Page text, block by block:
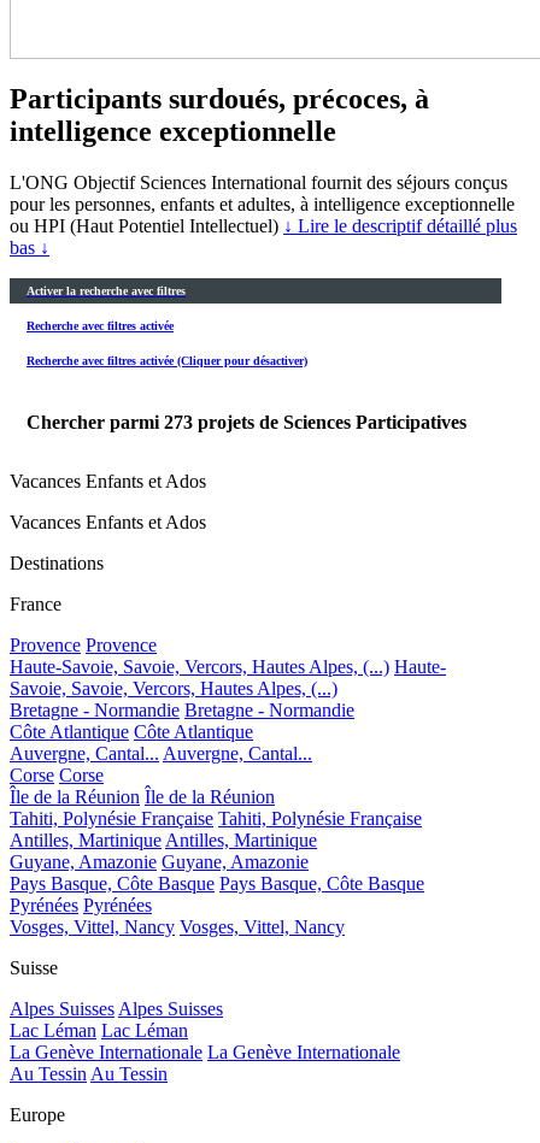
Participants surdoués, précoces, à
intelligence exceptionnelle
L'ONG Objectif Sciences International fournit des séjours conçus
pour les personnes, enfants et adultes, à intelligence exceptionnelle
ou HPI (Haut Potentiel Intellectuel) ↓ Lire le descriptif détaillé plus
bas ↓
Activer la recherche avec filtres
Recherche avec filtres activée
Recherche avec filtres activée (Cliquer pour désactiver)
Chercher parmi 273 projets de Sciences Participatives
Vacances Enfants et Ados
Vacances Enfants et Ados
Destinations
France
Provence Provence
Haute-Savoie, Savoie, Vercors, Hautes Alpes, (...) Haute-
Savoie, Savoie, Vercors, Hautes Alpes, (...)
Bretagne - Normandie Bretagne - Normandie
Côte Atlantique Côte Atlantique
Auvergne, Cantal... Auvergne, Cantal...
Corse Corse
Île de la Réunion Île de la Réunion
Tahiti, Polynésie Française Tahiti, Polynésie Française
Antilles, Martinique Antilles, Martinique
Guyane, Amazonie Guyane, Amazonie
Pays Basque, Côte Basque Pays Basque, Côte Basque
Pyrénées Pyrénées
Vosges, Vittel, Nancy Vosges, Vittel, Nancy
Suisse
Alpes Suisses Alpes Suisses
Lac Léman Lac Léman
La Genève Internationale La Genève Internationale
Au Tessin Au Tessin
Europe